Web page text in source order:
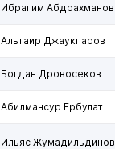
Ибрагим Абдрахманов
Альтаир Джаукпаров
Богдан Дровосеков
Абилмансур Ербулат
Ильяс Жумадильдинов